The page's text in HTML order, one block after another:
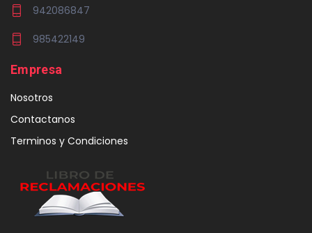
942086847
985422149
Empresa
Nosotros
Contactanos
Terminos y Condiciones